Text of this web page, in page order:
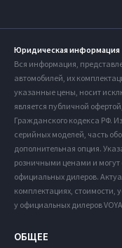
Юридическая информация
Вся информация,
автомобилей, их
указанные цены, носит
является публичной
Гражданского кодекса РФ.
серийных моделей, часть
дополнительная опция.
розничными ценами и могут
официальных дилеров.
комплектациях, стоимости,
у официальных дилеров
ОБЩЕЕ